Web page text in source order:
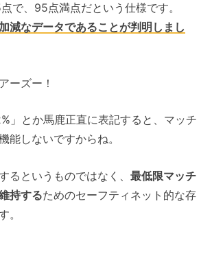
で、95点満点だという仕様です。
減なデータであることが判明しまし
ーズー！
」とか馬鹿正直に表記すると、マッチ
能しないですからね。
るというものではなく、 最低限マッチ
持するためのセーフティネット的な存
。